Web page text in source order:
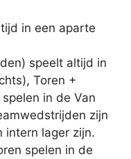
in een aparte
speelt altijd in
Toren +
in de Van
zijn
intern lager zijn.
spelen in de